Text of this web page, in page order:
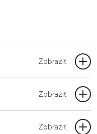
Zobraziť
Zobraziť
Zobraziť